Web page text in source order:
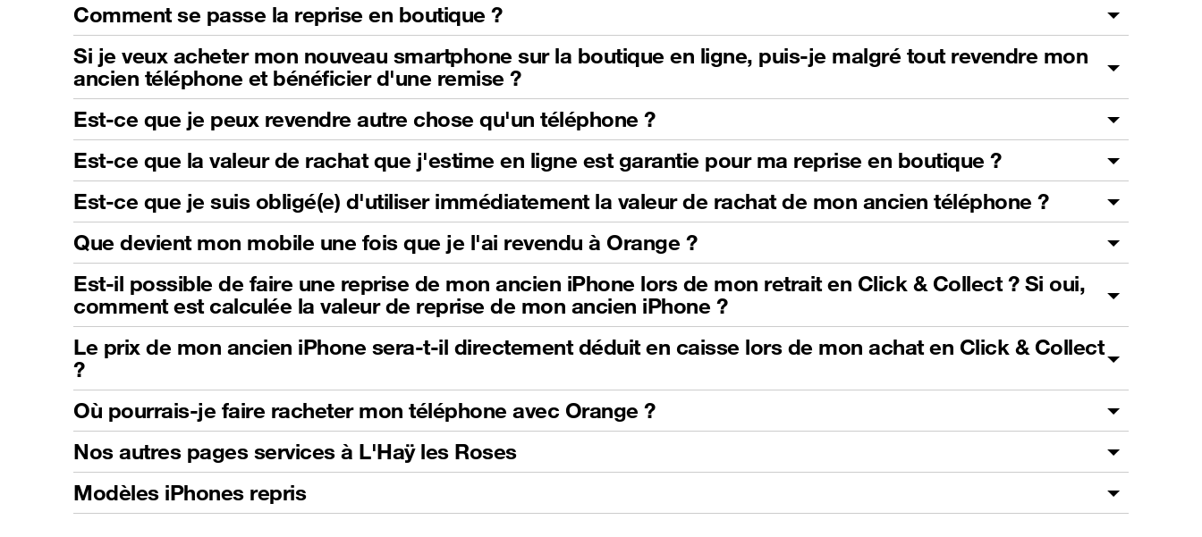
Comment se passe la reprise en boutique ?
Si je veux acheter mon nouveau smartphone sur la boutique en ligne, puis-je malgré tout revendre mon
ancien téléphone et bénéficier d'une remise ?
Est-ce que je peux revendre autre chose qu'un téléphone ?
Est-ce que la valeur de rachat que j'estime en ligne est garantie pour ma reprise en boutique ?
Est-ce que je suis obligé(e) d'utiliser immédiatement la valeur de rachat de mon ancien téléphone ?
Que devient mon mobile une fois que je l'ai revendu à Orange ?
Est-il possible de faire une reprise de mon ancien iPhone lors de mon retrait en Click & Collect ? Si oui,
comment est calculée la valeur de reprise de mon ancien iPhone ?
Le prix de mon ancien iPhone sera-t-il directement déduit en caisse lors de mon achat en Click & Collect
?
Où pourrais-je faire racheter mon téléphone avec Orange ?
Nos autres pages services à L'Haÿ les Roses
Modèles iPhones repris